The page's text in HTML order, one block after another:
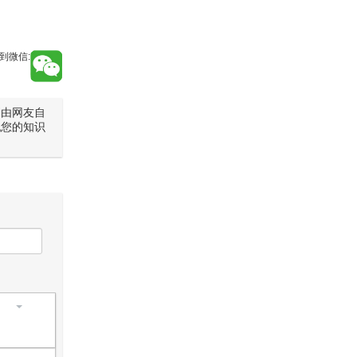
微信:
网友自
的知识